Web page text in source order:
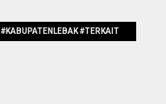
#KABUPATENLEBAK #TERKAIT